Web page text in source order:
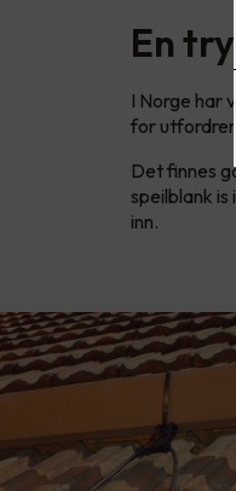
En
I Norge har
for
Det finnes
speilblank
inn.